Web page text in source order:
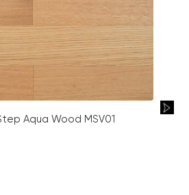
Aqua Wood MSV01